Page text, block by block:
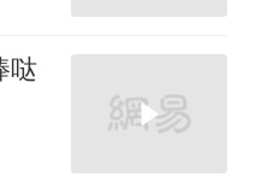
哒